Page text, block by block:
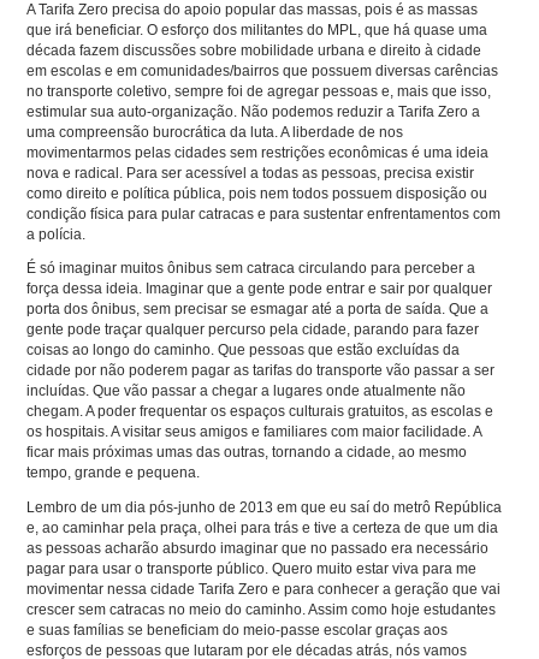
A Tarifa Zero precisa do apoio popular das massas, pois é as massas
que irá beneficiar. O esforço dos militantes do MPL, que há quase uma
década fazem discussões sobre mobilidade urbana e direito à cidade
em escolas e em comunidades/bairros que possuem diversas carências
no transporte coletivo, sempre foi de agregar pessoas e, mais que isso,
estimular sua auto-organização. Não podemos reduzir a Tarifa Zero a
uma compreensão burocrática da luta. A liberdade de nos
movimentarmos pelas cidades sem restrições econômicas é uma ideia
nova e radical. Para ser acessível a todas as pessoas, precisa existir
como direito e política pública, pois nem todos possuem disposição ou
condição física para pular catracas e para sustentar enfrentamentos com
a polícia.
É só imaginar muitos ônibus sem catraca circulando para perceber a
força dessa ideia. Imaginar que a gente pode entrar e sair por qualquer
porta dos ônibus, sem precisar se esmagar até a porta de saída. Que a
gente pode traçar qualquer percurso pela cidade, parando para fazer
coisas ao longo do caminho. Que pessoas que estão excluídas da
cidade por não poderem pagar as tarifas do transporte vão passar a ser
incluídas. Que vão passar a chegar a lugares onde atualmente não
chegam. A poder frequentar os espaços culturais gratuitos, as escolas e
os hospitais. A visitar seus amigos e familiares com maior facilidade. A
ficar mais próximas umas das outras, tornando a cidade, ao mesmo
tempo, grande e pequena.
Lembro de um dia pós-junho de 2013 em que eu saí do metrô República
e, ao caminhar pela praça, olhei para trás e tive a certeza de que um dia
as pessoas acharão absurdo imaginar que no passado era necessário
pagar para usar o transporte público. Quero muito estar viva para me
movimentar nessa cidade Tarifa Zero e para conhecer a geração que vai
crescer sem catracas no meio do caminho. Assim como hoje estudantes
e suas famílias se beneficiam do meio-passe escolar graças aos
esforços de pessoas que lutaram por ele décadas atrás, nós vamos